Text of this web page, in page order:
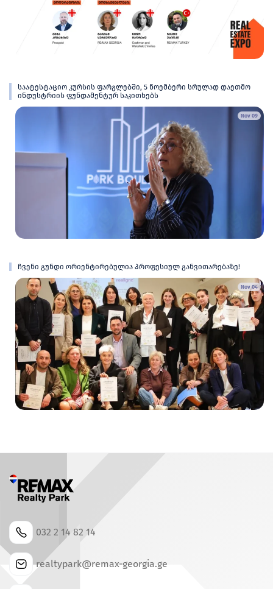
საატესტაციო კურსის ფარგლებში, 5 ნოემბერი სრულად დაეთმო
ინდუსტრიის ფუნდამენტურ საკითხებს
Nov 09
ჩვენი გუნდი ორიენტირებულია პროფესიულ განვითარებაზე!
Nov 04
032 2 14 82 14
realtypark@remax-georgia.ge